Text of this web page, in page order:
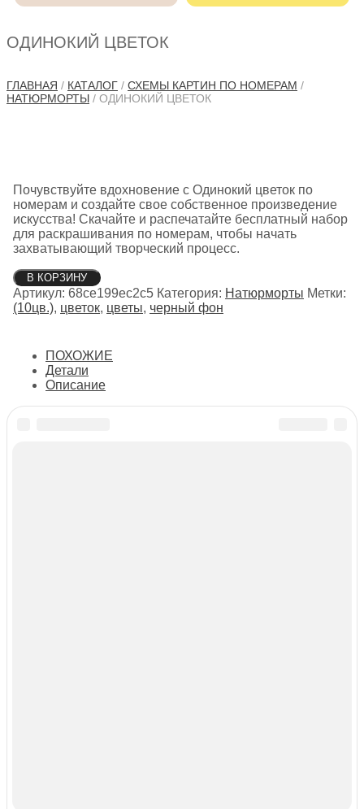
ОДИНОКИЙ ЦВЕТОК
ГЛАВНАЯ / КАТАЛОГ / СХЕМЫ КАРТИН ПО НОМЕРАМ /
НАТЮРМОРТЫ / ОДИНОКИЙ ЦВЕТОК
Почувствуйте вдохновение с Одинокий цветок по
номерам и создайте свое собственное произведение
искусства! Скачайте и распечатайте бесплатный набор
для раскрашивания по номерам, чтобы начать
захватывающий творческий процесс.
Количество
товара
Одинокий
цветок
В КОРЗИНУ
Артикул: 68ce199ec2c5 Категория: Натюрморты Метки:
(10цв.), цветок, цветы, черный фон
ПОХОЖИЕ
Детали
Описание